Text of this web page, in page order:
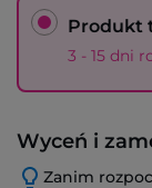
Produkt
3 - 15 dni
Wyceń i
Zanim